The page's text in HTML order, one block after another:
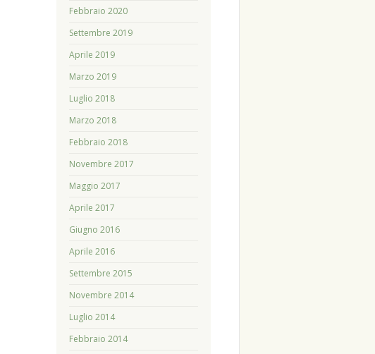
Febbraio 2020
Settembre 2019
Aprile 2019
Marzo 2019
Luglio 2018
Marzo 2018
Febbraio 2018
Novembre 2017
Maggio 2017
Aprile 2017
Giugno 2016
Aprile 2016
Settembre 2015
Novembre 2014
Luglio 2014
Febbraio 2014